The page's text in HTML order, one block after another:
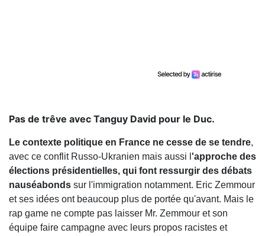
Pas de trêve avec Tanguy David pour le Duc.
Le contexte politique en France ne cesse de se tendre,
avec ce conflit Russo-Ukranien mais aussi l 'approche des
élections présidentielles, qui font ressurgir des débats
nauséabonds sur l'immigration notamment. Eric Zemmour
et ses idées ont beaucoup plus de portée qu'avant. Mais le
rap game ne compte pas laisser Mr. Zemmour et son
équipe faire campagne avec leurs propos racistes et